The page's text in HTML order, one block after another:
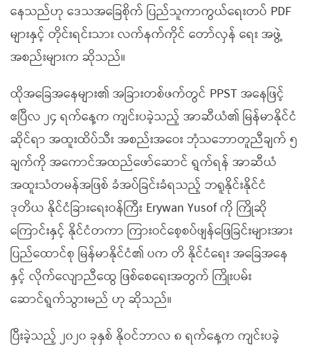
နေသည်ဟု ဒေသအခြေစိုက် ပြည်သူကာကွယ်ရေးတပ် PDF
များနှင့် တိုင်းရင်းသား လက်နက်ကိုင် တော်လှန် ရေး အဖွဲ့
အစည်းများက ဆိုသည်။
ထိုအခြေအနေများ၏ အခြားတစ်ဖက်တွင် PPST အနေဖြင့်
ဧပြီလ ၂၄ ရက်နေ့က ကျင်းပခဲ့သည့် အာဆီယံ၏ မြန်မာနိုင်ငံ
ဆိုင်ရာ အထူးထိပ်သီး အစည်းအဝေး ဘုံသဘောတူညီချက် ၅
ချက်ကို အကောင်အထည်ဖော်ဆောင် ရွက်ရန် အာဆီယံ
အထူးသံတမန်အဖြစ် ခံအပ်ခြင်းခံရသည့် ဘရူနိုင်းနိုင်ငံ
ဒုတိယ နိုင်ငံခြားရေးဝန်ကြီး Erywan Yusof ကို ကြိုဆို
ကြောင်းနှင့် နိုင်ငံတကာ ကြားဝင်စေ့စပ်ဖျန်ဖြေခြင်းများအား
ပြည်ထောင်စု မြန်မာနိုင်ငံ၏ ပက တိ နိုင်ငံရေး အခြေအနေ
နှင့် လိုက်လျောညီထွေ ဖြစ်စေရေးအတွက် ကြိုးပမ်း
ဆောင်ရွက်သွားမည် ဟု ဆိုသည်။
ပြီးခဲ့သည့် ၂၀၂၀ ခုနှစ် နိုဝင်ဘာလ ၈ ရက်နေ့က ကျင်းပခဲ့